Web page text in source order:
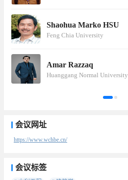
Shaohua Marko HSU
Feng Chia University
Amar Razzaq
Huanggang Normal University
会议网址
https://www.wchbe.cn/
会议标签